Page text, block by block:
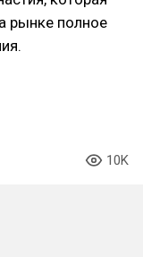
рынке полное
10K